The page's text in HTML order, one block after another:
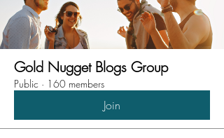
Gold Nugget Blogs Group
Public · 160 members
Join